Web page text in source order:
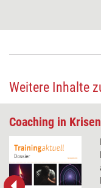
Weitere Inhalte
Coaching in